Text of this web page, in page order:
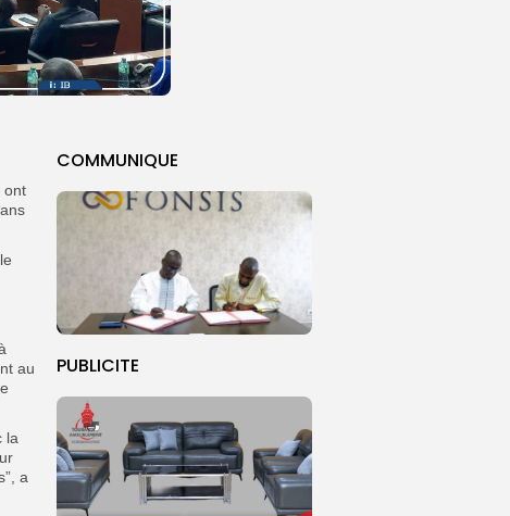
COMMUNIQUE
PUBLICITE
ont
au
la
a